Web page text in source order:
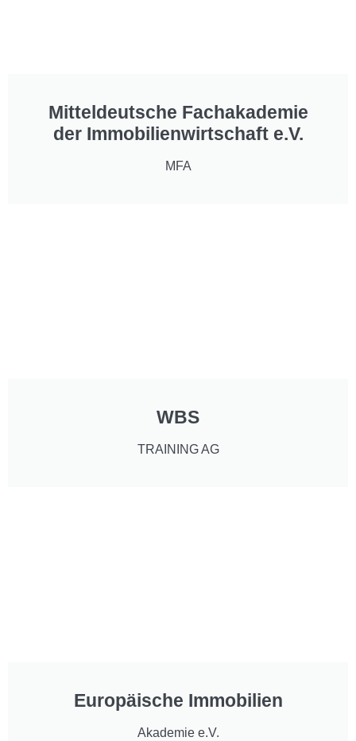
Mitteldeutsche Fachakademie
der Immobilienwirtschaft e.V.
MFA
WBS
TRAINING AG
Europäische Immobilien
Akademie e.V.